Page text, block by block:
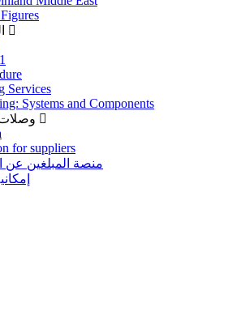
Services
Systems and Components
for suppliers
منصة المبلغين عن